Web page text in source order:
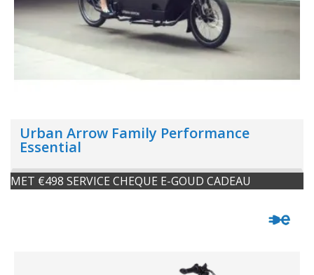
Urban Arrow Family Performance
Essential
MET €498 SERVICE CHEQUE E-GOUD CADEAU